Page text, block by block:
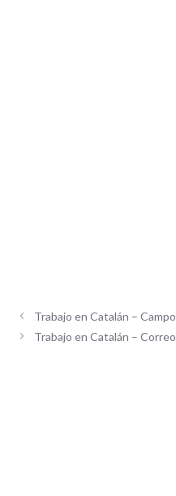
Trabajo en Catalán – Campo
Trabajo en Catalán – Correo